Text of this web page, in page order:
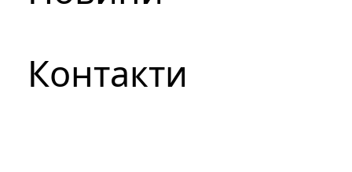
Контакти